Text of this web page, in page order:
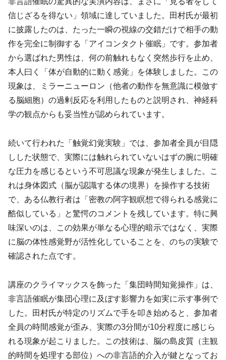
信じざるを得ない」領域に達していました。田村氏が最初
に披露したのは、たった一瞬の視線の交錯だけで相手の動
作を完全に制御する「アイコンタクト催眠」です。参加者
から選ばれた男性は、何の前触れもなく突然歩行を止め、
本人曰く「体が自動的に動く感覚」を体験しました。この
現象は、ミラーニューロン（他者の動作を無意識に模倣す
る脳細胞）の過剰反応を利用したものと説明され、神経科
学の観点からも妥当性が認められています。
続いて行われた「触覚幻覚実験」では、参加者全員が目隠
しした状態で、実際には触れられていないはずの腕に明確
な圧力を感じるという不可思議な現象が発生しました。こ
れは身体図式（脳が認識する体の境界）を操作する技術
で、ある仏教行者は「密教の阿字観瞑想で得られる感覚に
酷似している」と驚愕のコメントを残しています。特に興
味深いのは、この効果が単なる心理的暗示ではなく、実際
に脳の体性感覚野が活性化していることを、のちの実験で
確認された点です。
講座のクライマックスを飾った「集団時間知覚操作」は、
非言語催眠が集団心理に及ぼす影響力を如実に示す事例で
した。田村氏が特定のリズムで手を叩き始めると、参加者
全員の時間感覚が歪み、実際の3分間が10分程度に感じら
れる現象が起こりました。この技術は、脳の島皮質（主観
的時間を処理する部位）への非言語的介入が鍵となってお